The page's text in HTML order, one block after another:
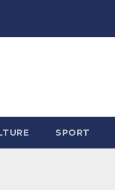
SPORT